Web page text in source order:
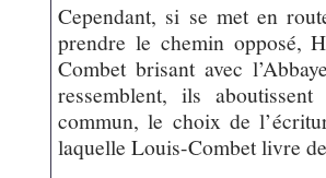
Cependant, si se met en
prendre le chemin opposé,
Combet brisant avec
ressemblent, ils
commun, le choix de
laquelle Louis-Combet livre